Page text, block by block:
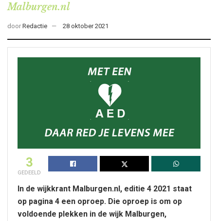
Malburgen.nl
door Redactie 28 oktober 2021
3
GEDEELD
In de wijkkrant Malburgen.nl, editie 4 2021 staat
op pagina 4 een oproep. Die oproep is om op
voldoende plekken in de wijk Malburgen,